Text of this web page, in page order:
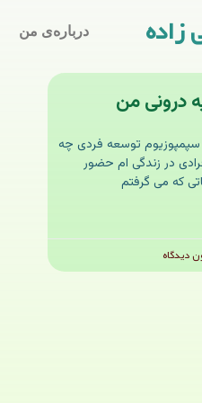
زاده درباره‌ی من
درونی من
توسعه فردی چه
در زندگی ام حضور
که می گرفتم
دیدگاه